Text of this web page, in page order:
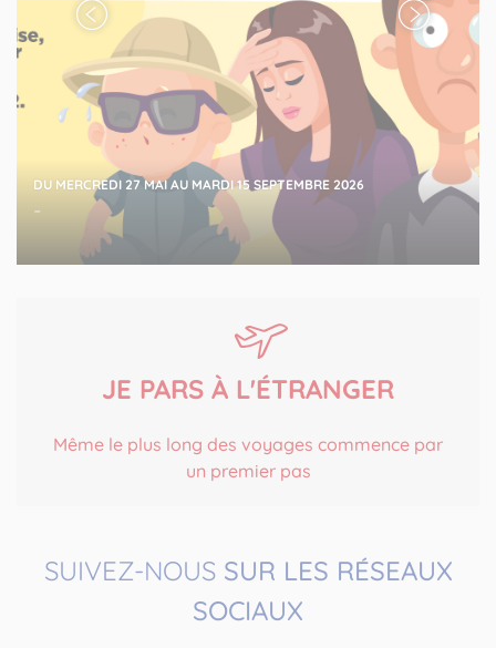
DU MERCREDI 27 MAI AU MARDI 15 SEPTEMBRE 2026
-
JE PARS À L'ÉTRANGER
Même le plus long des voyages commence par
un premier pas
SUIVEZ-NOUS SUR LES RÉSEAUX
SOCIAUX